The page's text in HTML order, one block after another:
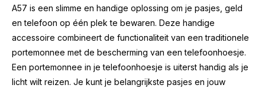
A57 is een slimme en handige oplossing om je pasjes, geld
en telefoon op één plek te bewaren. Deze handige
accessoire combineert de functionaliteit van een traditionele
portemonnee met de bescherming van een telefoonhoesje.
Een portemonnee in je telefoonhoesje is uiterst handig als je
licht wilt reizen. Je kunt je belangrijkste pasjes en jouw